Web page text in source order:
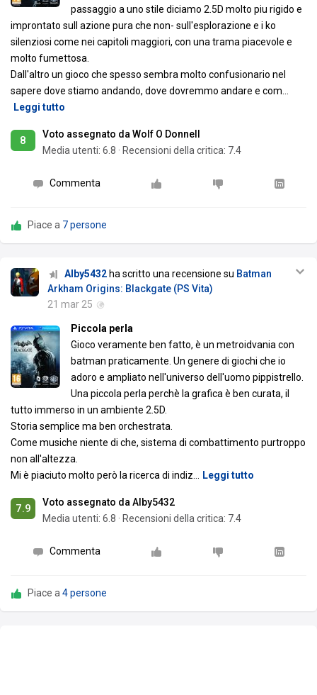
passaggio a uno stile diciamo 2.5D molto piu rigido e
improntato sull azione pura che non- sull'esplorazione e i ko
silenziosi come nei capitoli maggiori, con una trama piacevole e
molto fumettosa.
Dall'altro un gioco che spesso sembra molto confusionario nel
sapere dove stiamo andando, dove dovremmo andare e com…
Leggi tutto
8
Voto assegnato da Wolf O Donnell
Media utenti: 6.8 · Recensioni della critica: 7.4
Commenta
Piace a 7 persone
Alby5432 ha scritto una recensione su Batman
Arkham Origins: Blackgate (PS Vita)
21 mar 25
Piccola perla
Gioco veramente ben fatto, è un metroidvania con
batman praticamente. Un genere di giochi che io
adoro e ampliato nell'universo dell'uomo pippistrello.
Una piccola perla perchè la grafica è ben curata, il
tutto immerso in un ambiente 2.5D.
Storia semplice ma ben orchestrata.
Come musiche niente di che, sistema di combattimento purtroppo
non all'altezza.
Mi è piaciuto molto però la ricerca di indiz… Leggi tutto
7.9
Voto assegnato da Alby5432
Media utenti: 6.8 · Recensioni della critica: 7.4
Commenta
Piace a4 persone